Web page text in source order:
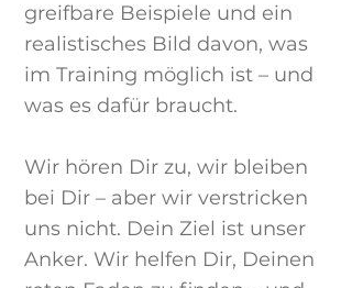
greifbare Beispiele und ein
realistisches Bild davon, was
im Training möglich ist – und
was es dafür braucht.
Wir hören Dir zu, wir bleiben
bei Dir – aber wir verstricken
uns nicht. Dein Ziel ist unser
Anker. Wir helfen Dir, Deinen